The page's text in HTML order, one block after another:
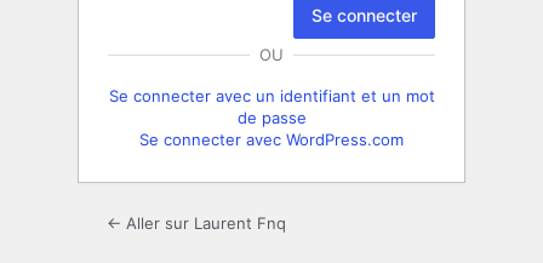
OU
Se connecter avec un identifiant et un mot
de passe
Se connecter avec WordPress.com
← Aller sur Laurent Fnq